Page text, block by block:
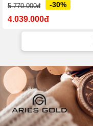
5.770.000đ -30%
4.039.000đ